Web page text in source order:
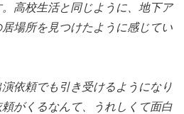
高校生活と同じように、地下ア
場所を見つけたように感じてい
依頼でも引き受けるようになり
がくるなんて、うれしくて面白